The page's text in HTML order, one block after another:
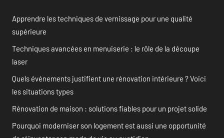
Apprendre les techniques de vernissage pour une qualité
supérieure
Techniques avancées en menuiserie : le rôle de la découpe
laser
Quels événements justifient une rénovation intérieure ? Voici
les situations types
Rénovation de maison : solutions fiables pour un projet solide
Pourquoi moderniser son logement est aussi une opportunité